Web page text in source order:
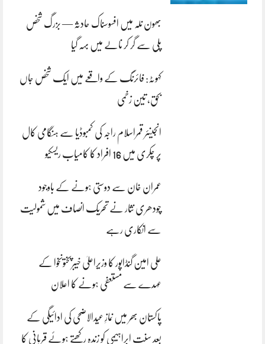
بھون نلہ میں افسوسناک حادثہ — بزرگ شخص
پلی سے گر کر نالے میں بہہ گیا
کہوٹہ: فائرنگ کے واقعے میں ایک شخص جاں
بحق، تین زخمی
انجینئر قمراسلام راجہ کی کمبوڈیا سے ہنگامی کال
پر چکری میں 16 افراد کا کامیاب ریسکیو
عمران خان سے دوستی ہونے کے باوجود
چودھری نثار نے تحریک انصاف میں شمولیت
سے انکاری رہے
علی امین گنڈاپور کا وزیراعلیٰ خیبرپختونخوا کے
عہدے سے مستعفی ہونے کا اعلان
پاکستان بھر میں نمازِ عیدالاضحی کی ادائیگی کے
بعد سنتِ ابراہیمی کو زندہ رکھتے ہوئے قربانی کا